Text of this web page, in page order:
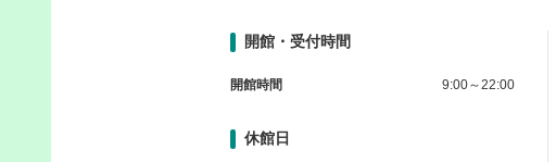
開館・受付時間
開館時間 9:00～22:00
休館日